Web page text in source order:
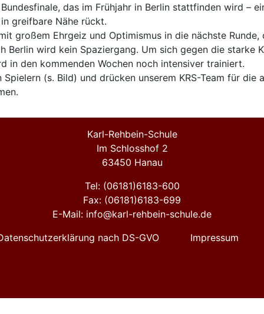
das im Frühjahr in Berlin stattfinden wird –
greifbare Nähe rückt.
großem Ehrgeiz und Optimismus in die nächste Runde,
Berlin wird kein Spaziergang. Um sich gegen die starke
in den kommenden Wochen noch intensiver trainiert.
(s. Bild) und drücken unserem KRS-Team für die
Karl-Rehbein-Schule
Im Schlosshof 2
63450 Hanau
Tel: (06181)6183-600
Fax: (06181)6183-699
E-Mail: info@karl-rehbein-schule.de
nach DS-GVO
Impressum